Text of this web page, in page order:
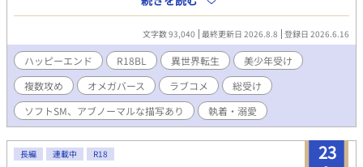
エル学園』の世界だった。 しかも役どころは、主人公の恋路を邪
魔する悪役令息ミリアム・サファイア。ピンク髪の美少年Ω。前世
とは真逆、“抱かれる側”としての人生が始まる。 だが、前世の記
憶を取り戻したその日から、世界は少しずつ歪み始める。 主人公
セオドール・パール。 氷の第一王子ルクス・ダイヤモンド。 紅髪
の星術師アステル・ルビー。 寡黙な騎士レオン・エメラルド。 そ
して、まだ見ぬ隠れキャラたち。 宝石の名を持つ美形たちに囲ま
れながらも、空気を読まず、欲望に忠実に突き進む悪役令息ミリ
気のど真ん中へ突っ込んでいく、異世界転生BLコメディ。 ……
文字数 93,040 最終更新日 2026.8.8 登録日 2026.6.16
ハッピーエンド R18BL 異世界転生
美少年受け
複数攻め
オメガバース ラブコメ
総受け
ソフトSM、アブノーマルな描写あり
執着・溺愛
23
長編 連載中 R18